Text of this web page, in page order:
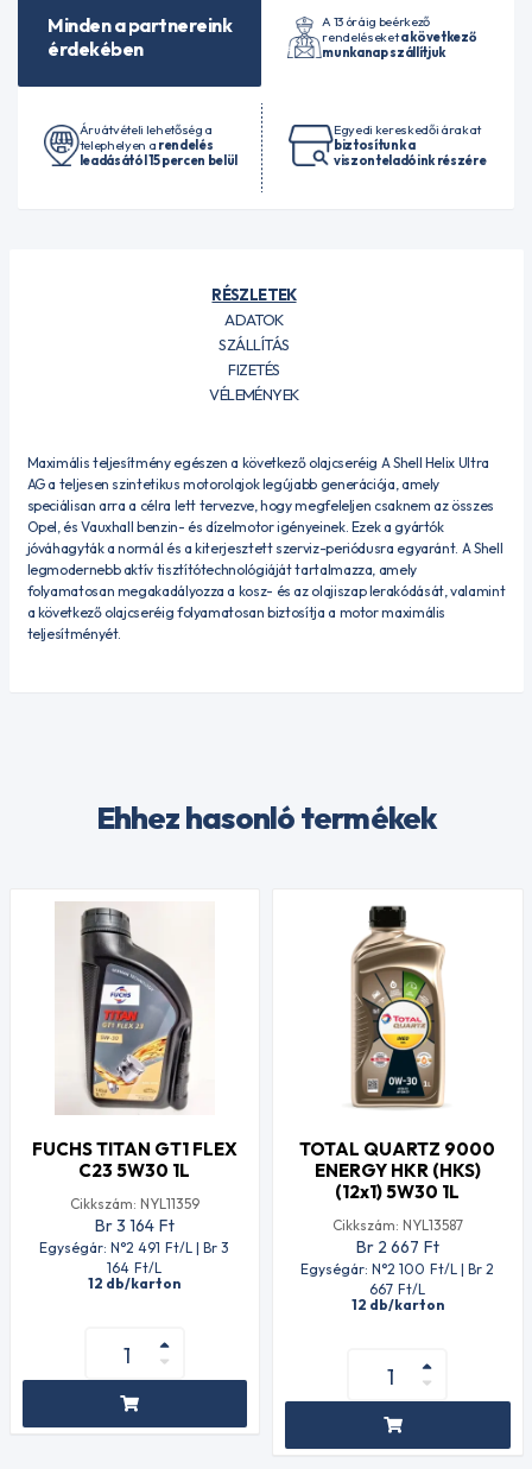
Minden a partnereink
érdekében
A 13 óráig beérkező
rendeléseketa következő
munkanap szállítjuk
Áruátvételi lehetőség a
telephelyen a rendelés
leadásától 15 percen belül
Egyedi kereskedői árakat
biztosítunk a
viszonteladóink részére
RÉSZLETEK
ADATOK
SZÁLLÍTÁS
FIZETÉS
VÉLEMÉNYEK
Maximális teljesítmény egészen a következő olajcseréig A Shell Helix Ultra
AG a teljesen szintetikus motorolajok legújabb generációja, amely
speciálisan arra a célra lett tervezve, hogy megfeleljen csaknem az összes
Opel, és Vauxhall benzin- és dízelmotor igényeinek. Ezek a gyártók
jóváhagyták a normál és a kiterjesztett szerviz-periódusra egyaránt. A Shell
legmodernebb aktív tisztítótechnológiáját tartalmazza, amely
folyamatosan megakadályozza a kosz- és az olajiszap lerakódását, valamint
a következő olajcseréig folyamatosan biztosítja a motor maximális
teljesítményét.
Ehhez hasonló termékek
FUCHS TITAN GT1 FLEX
C23 5W30 1L
Cikkszám: NYL11359
Br 3 164 Ft
Egységár: N°2 491 Ft/L | Br 3
164 Ft/L
12 db/karton
TOTAL QUARTZ 9000
ENERGY HKR (HKS)
(12x1) 5W30 1L
Cikkszám: NYL13587
Br 2 667 Ft
Egységár: N°2 100 Ft/L | Br 2
667 Ft/L
12 db/karton